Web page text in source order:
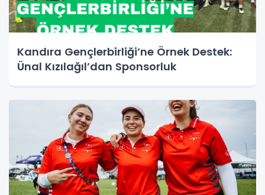
Kandıra Gençlerbirliği’ne Örnek Destek:
Ünal Kızılağıl’dan Sponsorluk